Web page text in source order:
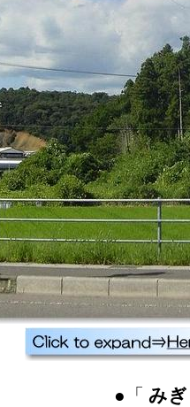
●「 み